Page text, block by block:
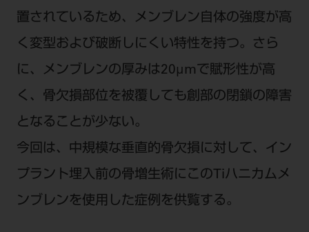
置されているため、メンブレン自体の強度が高
く変型および破断しにくい特性を持つ。さら
に、メンブレンの厚みは20μmで賦形性が高
く、骨欠損部位を被覆しても創部の閉鎖の障害
となることが少ない。
今回は、中規模な垂直的骨欠損に対して、イン
プラント埋入前の骨増生術にこのTiハニカムメ
ンブレンを使用した症例を供覧する。
メールマガジンスマイル＋
ビバリーくんの歯科イラスト素材集
モリタカレンダー
広島
福岡
見学予約
メール
メールでのお問い合わせはこちら
電 話 /0800-222-8020
FAX /0800-222-6480（無料）
IP電話・ひかり電話は繋がらない場合がありま